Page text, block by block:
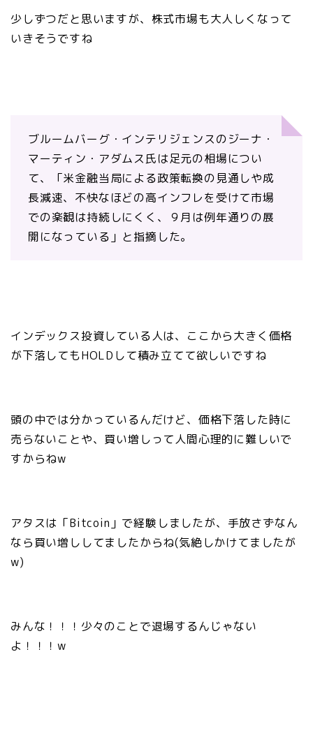
少しずつだと思いますが、株式市場も大人しくなって
いきそうですね
ブルームバーグ・インテリジェンスのジーナ・
マーティン・アダムス氏は足元の相場につい
て、「米金融当局による政策転換の見通しや成
長減速、不快なほどの高インフレを受けて市場
での楽観は持続しにくく、９月は例年通りの展
開になっている」と指摘した。
インデックス投資している人は、ここから大きく価格
が下落してもHOLDして積み立てて欲しいですね
頭の中では分かっているんだけど、価格下落した時に
売らないことや、買い増しって人間心理的に難しいで
すからねw
アタスは「Bitcoin」で経験しましたが、手放さずなん
なら買い増ししてましたからね(気絶しかけてましたが
w)
みんな！！！少々のことで退場するんじゃない
よ！！！w